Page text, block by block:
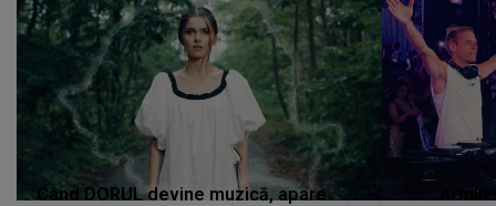
Când DORUL devine muzică, apare